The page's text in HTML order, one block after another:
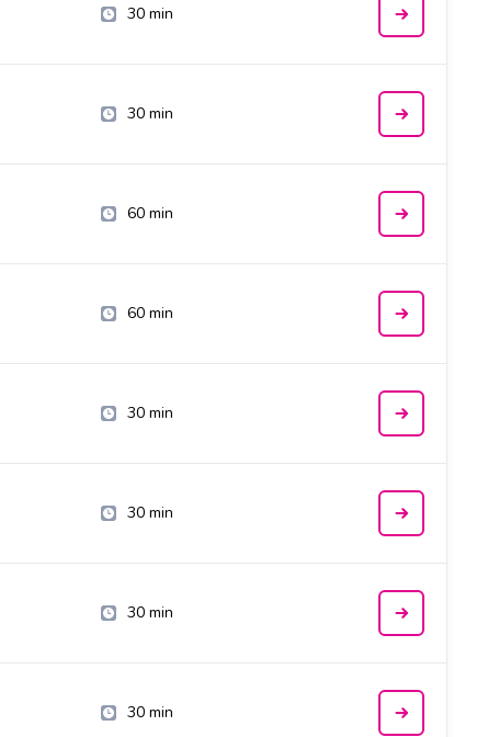
30 min
30 min
60 min
60 min
30 min
30 min
30 min
30 min